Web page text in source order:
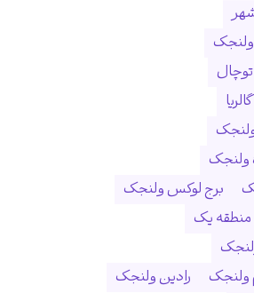
ولنجک
ولنجک
برج لوکس ولنجک
یک
ولنجک
رادین ولنجک